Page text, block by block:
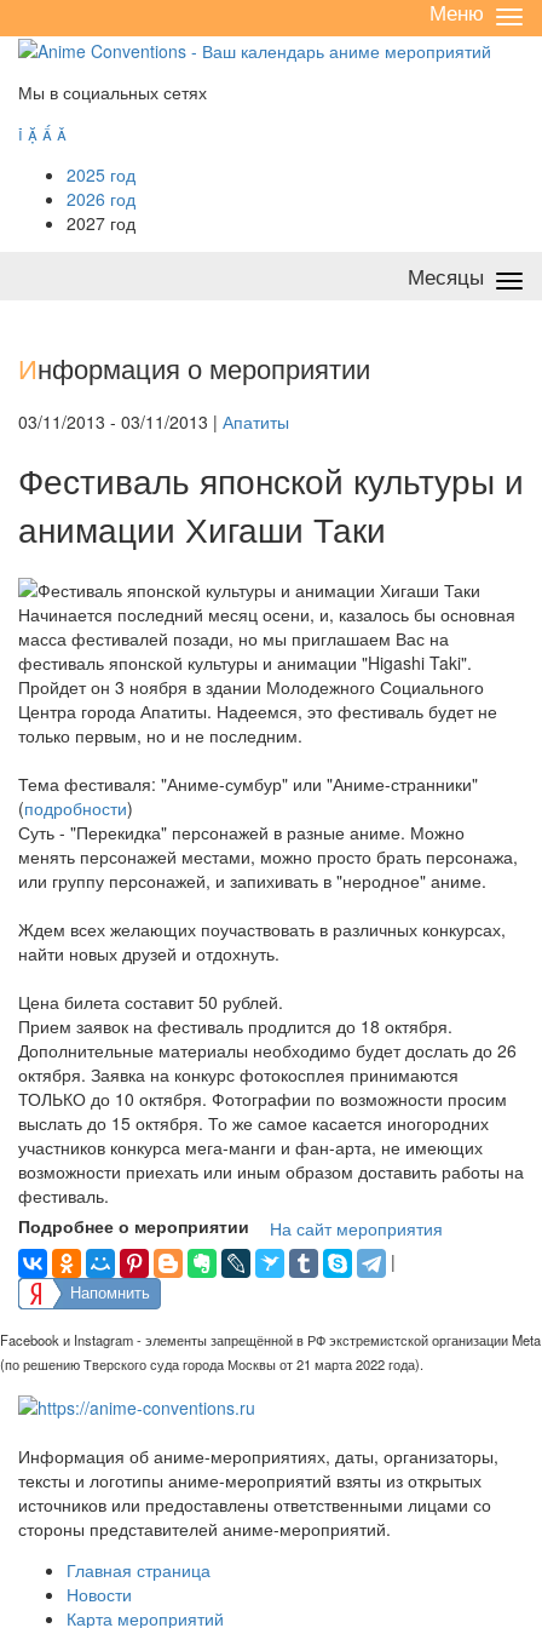
/
Меню
Мы в социальных сетях
   
2025 год
2026 год
2027 год
Месяцы
Информация о мероприятии
03/11/2013 - 03/11/2013 | Апатиты
Фестиваль японской культуры и
анимации Хигаши Таки
Начинается последний месяц осени, и, казалось бы основная
масса фестивалей позади, но мы приглашаем Вас на
фестиваль японской культуры и анимации "Higashi Taki".
Пройдет он 3 ноября в здании Молодежного Социального
Центра города Апатиты. Надеемся, это фестиваль будет не
только первым, но и не последним.
Тема фестиваля: "Аниме-сумбур" или "Аниме-странники"
(подробности)
Суть - "Перекидка" персонажей в разные аниме. Можно
менять персонажей местами, можно просто брать персонажа,
или группу персонажей, и запихивать в "неродное" аниме.
Ждем всех желающих поучаствовать в различных конкурсах,
найти новых друзей и отдохнуть.
Цена билета составит 50 рублей.
Прием заявок на фестиваль продлится до 18 октября.
Дополнительные материалы необходимо будет дослать до 26
октября. Заявка на конкурс фотокосплея принимаются
ТОЛЬКО до 10 октября. Фотографии по возможности просим
выслать до 15 октября. То же самое касается иногородних
участников конкурса мега-манги и фан-арта, не имеющих
возможности приехать или иным образом доставить работы на
фестиваль.
Подробнее о мероприятии
На сайт мероприятия
|
Напомнить
Facebook и Instagram - элементы запрещённой в РФ экстремистской организации Meta
(по решению Тверского суда города Москвы от 21 марта 2022 года).
Информация об аниме-мероприятиях, даты, организаторы,
тексты и логотипы аниме-мероприятий взяты из открытых
источников или предоставлены ответственными лицами со
стороны представителей аниме-мероприятий.
Главная страница
Новости
Карта мероприятий